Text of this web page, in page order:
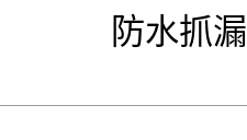
防水抓漏